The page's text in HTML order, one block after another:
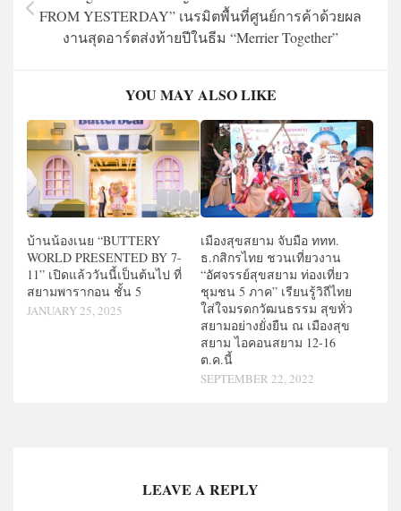
FROM YESTERDAY” เนรมิตพื้นที่ศูนย์การค้าด้วยผล
งานสุดอาร์ตส่งท้ายปีในธีม “Merrier Together”
YOU MAY ALSO LIKE
บ้านน้องเนย “BUTTERY
WORLD PRESENTED BY 7-
11” เปิดแล้ววันนี้เป็นต้นไป ที่
สยามพารากอน ชั้น 5
JANUARY 25, 2025
เมืองสุขสยาม จับมือ ททท.
ธ.กสิกรไทย ชวนเที่ยวงาน
“อัศจรรย์สุขสยาม ท่องเที่ยว
ชุมชน 5 ภาค” เรียนรู้วิถีไทย
ใส่ใจมรดกวัฒนธรรม สุขทั่ว
สยามอย่างยั่งยืน ณ เมืองสุข
สยาม ไอคอนสยาม 12-16
ต.ค.นี้
SEPTEMBER 22, 2022
LEAVE A REPLY